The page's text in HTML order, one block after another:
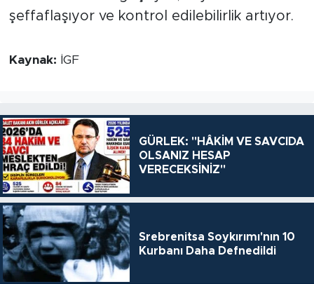
şeffaflaşıyor ve kontrol edilebilirlik artıyor.
Kaynak: İGF
GÜRLEK: "HÂKİM VE SAVCIDA
OLSANIZ HESAP
VERECEKSİNİZ"
Srebrenitsa Soykırımı'nın 10
Kurbanı Daha Defnedildi